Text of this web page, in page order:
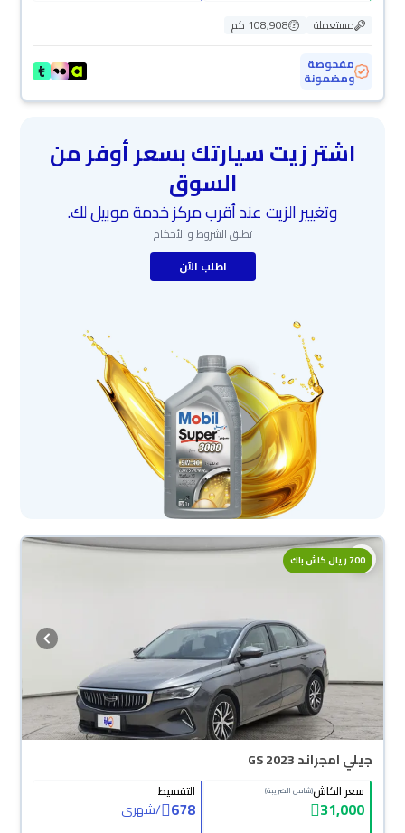
مستعملة
108,908 كم
مفحوصة
ومضمونة
اشتر زيت سيارتك بسعر أوفر من
السوق
وتغيير الزيت عند أقرب مركز خدمة موبيل لك.
تطبق الشروط و الأحكام
اطلب الآن
700 ريال كاش باك
جيلي امجراند GS 2023
سعر الكاش(شامل الضريبة)
31,000
التقسيط
678
/شهري